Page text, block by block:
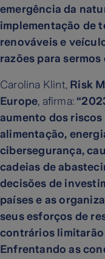
emergência da
implementação de
renováveis e
razões para
Carolina Klint, Risk
Europe, afirma:
aumento dos
alimentação,
cibersegurança,
cadeias de
decisões de
países e as
seus esforços de
contrários limitarão
Enfrentando as